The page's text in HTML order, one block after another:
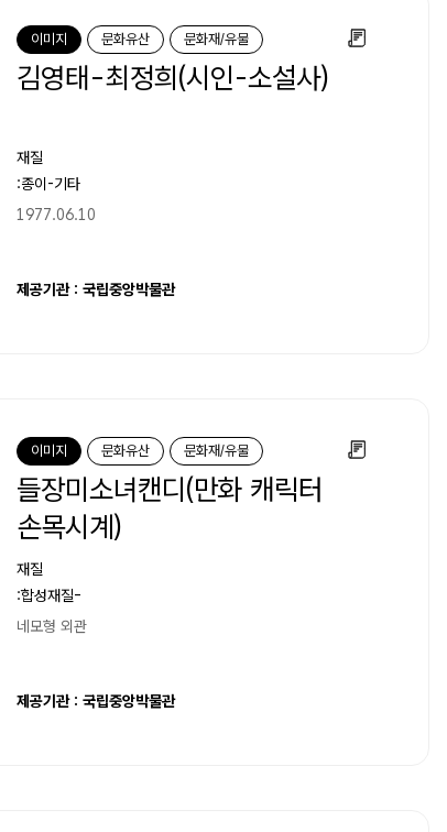
이미지 문화유산 문화재/유물
김영태-최정희(시인-소설사)
재질
:종이-기타
1977.06.10
제공기관 : 국립중앙박물관
이미지 문화유산 문화재/유물
들장미소녀캔디(만화 캐릭터
손목시계)
재질
:합성재질-
네모형 외관
제공기관 : 국립중앙박물관